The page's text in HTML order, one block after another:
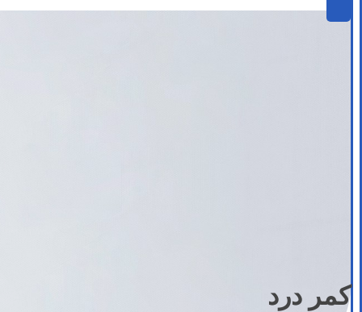
کمر درد